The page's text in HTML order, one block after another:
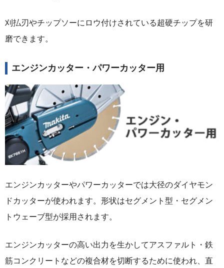
刈払刃やチップソーにロウ付けされている超硬チップを研
磨できます。
エンジンカッター・パワーカッター用
エンジンカッターやパワーカッターでは大径のダイヤモン
ドカッターが使われます。形状はセグメント型・セグメン
トウェーブ型が採用されます。
エンジンカッターの高い出力を生かしてアスファルト・鉄
筋コンクリートなどの複合材を切断するために使われ、直